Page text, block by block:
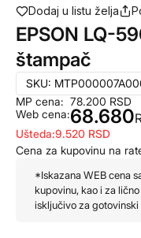
Dodaj u listu želja
EPSON LQ-
štampač
SKU:
MP cena:
Web cena:
78.200 RSD
68.680
Ušteda:9.520 RSD
Cena za kupovinu na
*Iskazana WEB cena
kupovinu, kao i za
isključivo za gotovinski